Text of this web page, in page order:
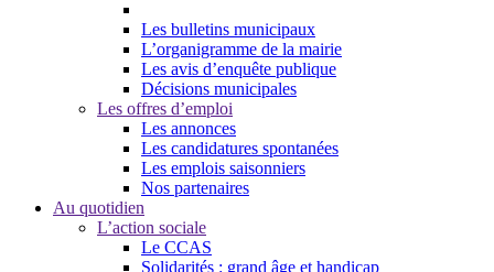
Les bulletins municipaux
L’organigramme de la mairie
Les avis d’enquête publique
Décisions municipales
Les offres d’emploi
Les annonces
Les candidatures spontanées
Les emplois saisonniers
Nos partenaires
Au quotidien
L’action sociale
Le CCAS
Solidarités : grand âge et handicap